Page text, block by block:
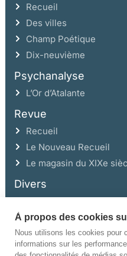
Recueil
Des villes
Champ Poétique
Dix-neuvième
Psychanalyse
L’Or d’Atalante
Revue
Recueil
Le Nouveau Recueil
Le magasin du XIXe
Divers
Ce site a été réalisé avec l’aide de
Drac
À propos des cookies
Nous utilisons les cookies pour
informations sur les